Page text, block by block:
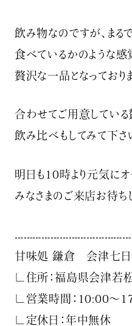
飲み物なのですが、まる
食べているかのような感
贅沢な一品となっておりま
合わせてご用意している
飲み比べもしてみて下さ
明日も10時より元気にオ
みなさまのご来店お待ち
甘味処 鎌倉 会津七日
∟住所：福島県会津若
∟営業時間：10:00〜
∟定休日：年中無休